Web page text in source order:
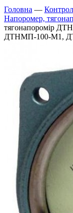
Головна —
Напоромер,
тягонапоромір
ДТНМП-100-М1,